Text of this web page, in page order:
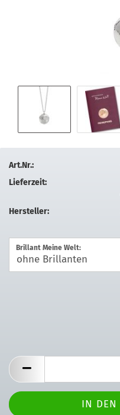
Art.Nr.:
Lieferzeit:
Hersteller:
Brillant Meine Welt: